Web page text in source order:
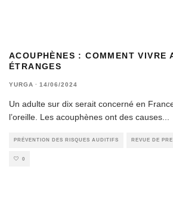
ACOUPHÈNES : COMMENT VIVRE
ÉTRANGES
YURGA · 14/06/2024
Un adulte sur dix serait concerné en
l’oreille. Les acouphènes ont des causes
PRÉVENTION DES RISQUES AUDITIFS REVUE DE
0